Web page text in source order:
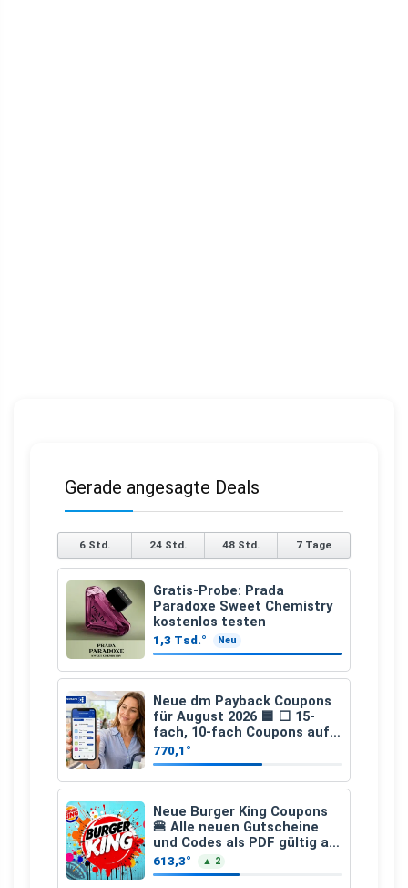
Gerade angesagte Deals
6 Std. 24 Std. 48 Std. 7 Tage
Gratis-Probe: Prada
Paradoxe Sweet Chemistry
kostenlos testen
1,3 Tsd.° Neu
Neue dm Payback Coupons
für August 2026 🟦 ⬜ 15-
fach, 10-fach Coupons auf
den gesamten Einkauf ab 2
€
770,1°
Neue Burger King Coupons
🍔 Alle neuen Gutscheine
und Codes als PDF gültig ab
25.07.2026 bis 04.09.2026
613,3° ▲ 2